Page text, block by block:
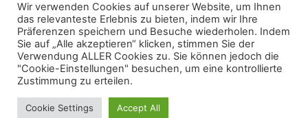
Kontakt
Kostenlos Pressemeldung veröffentlichen
2025 © prautonews.com
Facebook Instagram
Wir verwenden Cookies auf unserer Website, um Ihnen
das relevanteste Erlebnis zu bieten, indem wir Ihre
Präferenzen speichern und Besuche wiederholen. Indem
Sie auf „Alle akzeptieren“ klicken, stimmen Sie der
Verwendung ALLER Cookies zu. Sie können jedoch die
"Cookie-Einstellungen" besuchen, um eine kontrollierte
Zustimmung zu erteilen.
Cookie Settings Accept All